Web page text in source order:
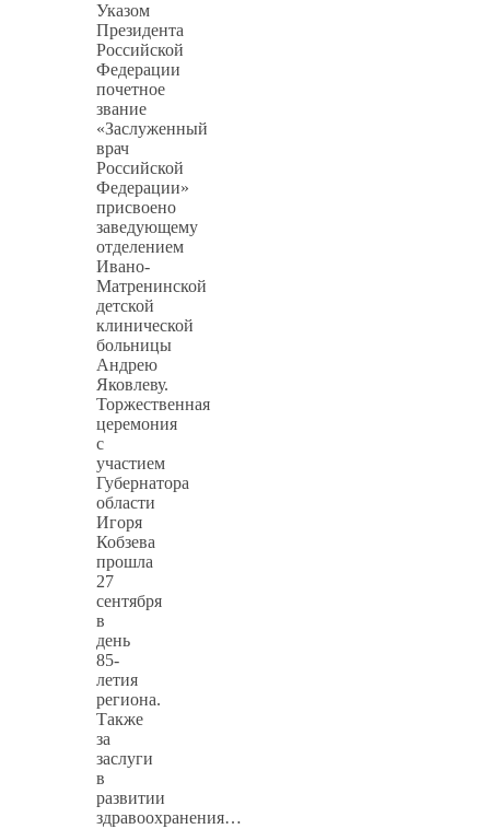
Указом
Президента
Российской
Федерации
почетное
звание
«Заслуженный
врач
Российской
Федерации»
присвоено
заведующему
отделением
Ивано-
Матренинской
детской
клинической
больницы
Андрею
Яковлеву.
Торжественная
церемония
с
участием
Губернатора
области
Игоря
Кобзева
прошла
27
сентября
в
день
85-
летия
региона.
Также
за
заслуги
в
развитии
здравоохранения…